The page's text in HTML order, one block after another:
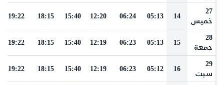
27
خميس
14
05:13
06:24
12:20
15:40
18:15
19:22
28
جمعة
15
05:13
06:23
12:19
15:40
18:15
19:22
29
سبت
16
05:12
06:23
12:19
15:40
18:15
19:22